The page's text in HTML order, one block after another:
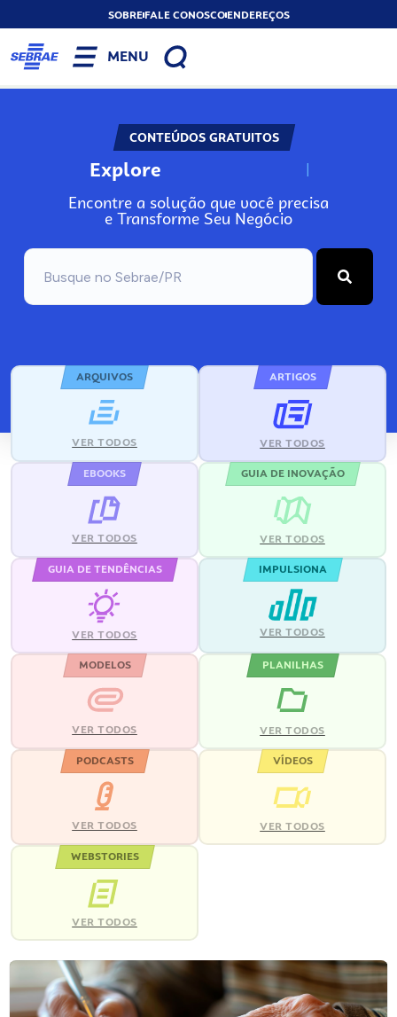
SOBREFALE CONOSCOENDEREÇOS
MENU
CONTEÚDOS GRATUITOS
Explore N
Encontre a solução que você precisa
e Transforme Seu Negócio
ARQUIVOS
VER TODOS
ARTIGOS
VER TODOS
EBOOKS
VER TODOS
GUIA DE INOVAÇÃO
VER TODOS
GUIA DE TENDÊNCIAS
VER TODOS
IMPULSIONA
VER TODOS
MODELOS
VER TODOS
PLANILHAS
VER TODOS
PODCASTS
VER TODOS
VÍDEOS
VER TODOS
WEBSTORIES
VER TODOS